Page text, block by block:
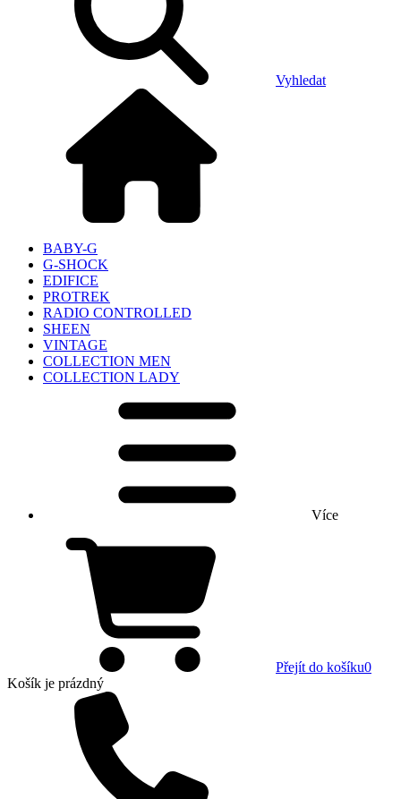
Vyhledat
BABY-G
G-SHOCK
EDIFICE
PROTREK
RADIO CONTROLLED
SHEEN
VINTAGE
COLLECTION MEN
COLLECTION LADY
Více
Přejít do košíku0
Košík je prázdný